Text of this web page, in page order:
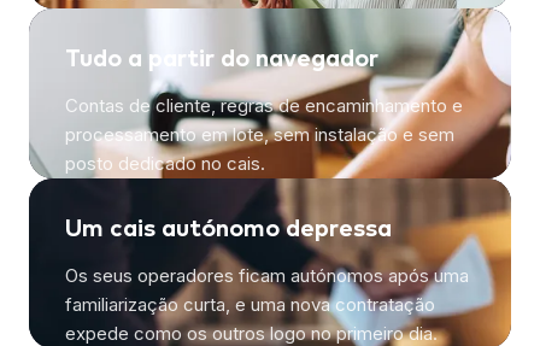
Tudo a partir do navegador
Contas de cliente, regras de encaminhamento e
processamento em lote, sem instalação e sem
posto dedicado no cais.
Um cais autónomo depressa
Os seus operadores ficam autónomos após uma
familiarização curta, e uma nova contratação
expede como os outros logo no primeiro dia.